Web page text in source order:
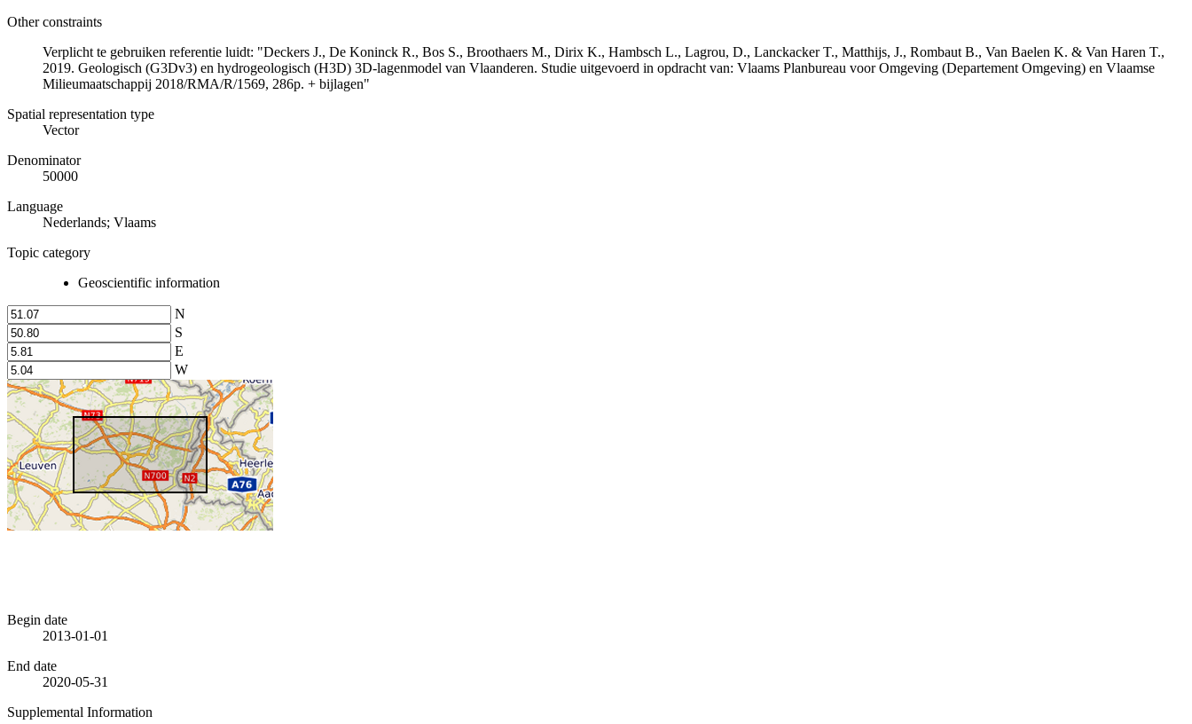
Other constraints
Verplicht te gebruiken referentie luidt: "Deckers J., De Koninck R., Bos S., Broothaers M., Dirix K., Hambsch L., Lagrou, D., Lanckacker T., Matthijs, J., Rombaut B., Van Baelen K. & Van Haren T.,
2019. Geologisch (G3Dv3) en hydrogeologisch (H3D) 3D-lagenmodel van Vlaanderen. Studie uitgevoerd in opdracht van: Vlaams Planbureau voor Omgeving (Departement Omgeving) en Vlaamse
Milieumaatschappij 2018/RMA/R/1569, 286p. + bijlagen"
Spatial representation type
Vector
Denominator
50000
Language
Nederlands; Vlaams
Topic category
Geoscientific information
N
S
E
W
Begin date
2013-01-01
End date
2020-05-31
Supplemental Information